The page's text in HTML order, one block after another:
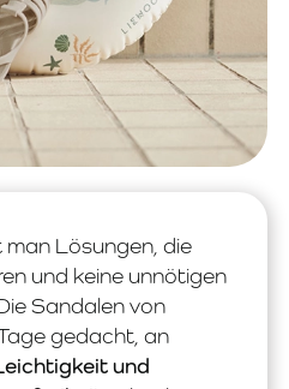
Lösungen, die
und keine unnötigen
Sandalen von
gedacht, an
und